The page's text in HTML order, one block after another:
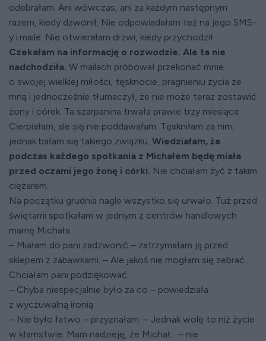
odebrałam. Ani wówczas, ani za każdym następnym
razem, kiedy dzwonił. Nie odpowiadałam też na jego SMS-
y i maile. Nie otwierałam drzwi, kiedy przychodził.
Czekałam na informację o rozwodzie. Ale ta nie
nadchodziła. W mailach próbował przekonać mnie
o swojej wielkiej miłości, tęsknocie, pragnieniu życia ze
mną i jednocześnie tłumaczył, że nie może teraz zostawić
żony i córek. Ta szarpanina trwała prawie trzy miesiące.
Cierpiałam, ale się nie poddawałam. Tęskniłam za nim,
jednak bałam się takiego związku. Wiedziałam, że
podczas każdego spotkania z Michałem będę miała
przed oczami jego żonę i córki. Nie chciałam żyć z takim
ciężarem.
Na początku grudnia nagle wszystko się urwało. Tuż przed
świętami spotkałam w jednym z centrów handlowych
mamę Michała.
– Miałam do pani zadzwonić – zatrzymałam ją przed
sklepem z zabawkami. – Ale jakoś nie mogłam się zebrać...
Chciałam pani podziękować.
– Chyba niespecjalnie było za co – powiedziała
z wyczuwalną ironią.
– Nie było łatwo – przyznałam. – Jednak wolę to niż życie
w kłamstwie. Mam nadzieję, że Michał... – nie